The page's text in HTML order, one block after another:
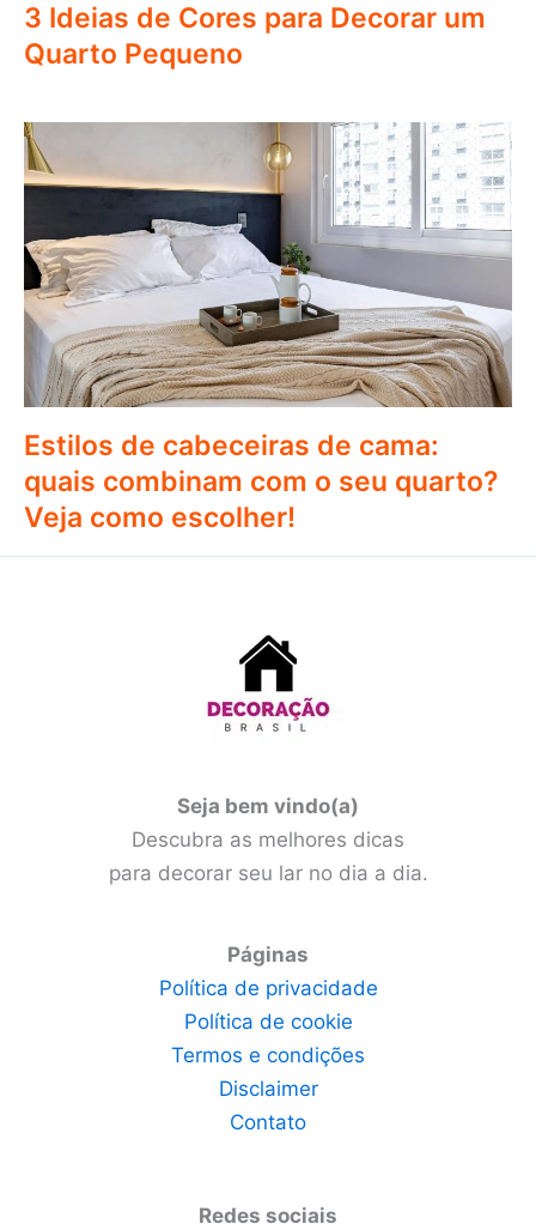
3 Ideias de Cores para Decorar um
Quarto Pequeno
Estilos de cabeceiras de cama:
quais combinam com o seu quarto?
Veja como escolher!
Seja bem vindo(a)
Descubra as melhores dicas
para decorar seu lar no dia a dia.
Páginas
Política de privacidade
Política de cookie
Termos e condições
Disclaimer
Contato
Redes sociais